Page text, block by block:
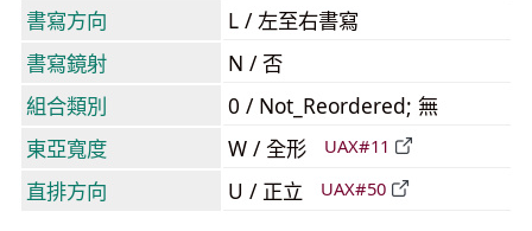
書寫方向
L / 左至右書寫
書寫鏡射
N / 否
組合類別
0 / Not_Reordered; 無
東亞寬度
W / 全形 UAX#11
直排方向 U / 正立 UAX#50